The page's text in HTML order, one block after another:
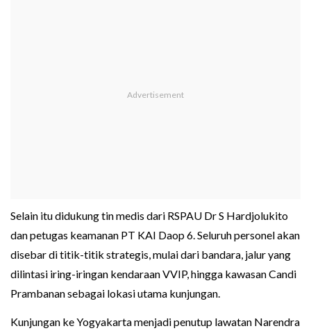
Selain itu didukung tin medis dari RSPAU Dr S Hardjolukito
dan petugas keamanan PT KAI Daop 6. Seluruh personel akan
disebar di titik-titik strategis, mulai dari bandara, jalur yang
dilintasi iring-iringan kendaraan VVIP, hingga kawasan Candi
Prambanan sebagai lokasi utama kunjungan.
Kunjungan ke Yogyakarta menjadi penutup lawatan Narendra